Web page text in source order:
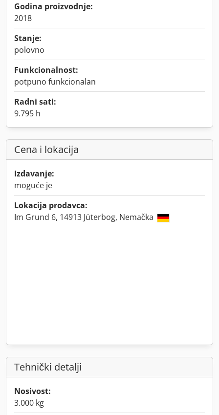
Godina proizvodnje:
2018
Stanje:
polovno
Funkcionalnost:
potpuno funkcionalan
Radni sati:
9.795 h
Cena i lokacija
Izdavanje:
moguće je
Lokacija prodavca:
Im Grund 6, 14913 Jüterbog, Nemačka
Tehnički detalji
Nosivost:
3.000 kg